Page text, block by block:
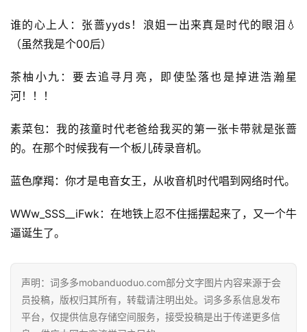
谁的心上人：张蔷yyds！浪姐一出来真是时代的眼泪💧
（虽然我是个00后）
茶柚小九：要去追寻月亮，即使坠落也是掉进浩瀚星
河！！！
素菜包：我的孩童时代老爸给我买的第一张卡带就是张蔷
的。在那个时候我有一个板儿砖录音机。
蓝色摩羯：你才是电音女王，从收音机时代唱到网络时代。
WWw_SSS__iFwk：在地铁上忍不住摇摆起来了，又一个牛
逼诞生了。
声明：词多多mobanduoduo.com部分文字图片内容来源于会
员投稿，版权归其所有，转载请注明出处。词多多系信息发布
平台，仅提供信息存储空间服务，接受投稿是出于传递更多信